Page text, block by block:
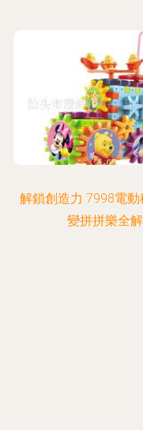
解鎖創造力 7998電
變拼拼樂全